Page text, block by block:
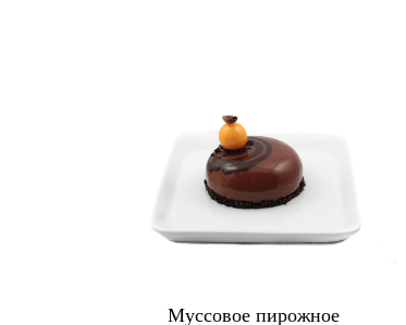
Муссовое пирожное